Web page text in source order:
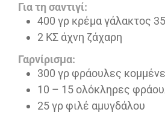
Για τη σαντιγί:
400 γρ κρέμα γάλακτος
2 ΚΣ άχνη ζάχαρη
Γαρνίρισμα:
300 γρ φράουλες
10 – 15 ολόκληρες
25γρ φιλέ αμυγδάλου